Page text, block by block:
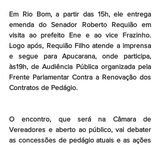
Em Rio Bom, a partir das 15h, ele entrega
emenda do Senador Roberto Requião em
visita ao prefeito Ene e ao vice Frazinho.
Logo após, Requião Filho atende a imprensa
e segue para Apucarana, onde participa,
às19h, de Audiência Pública organizada pela
Frente Parlamentar Contra a Renovação dos
Contratos de Pedágio.
O encontro, que será na Câmara de
Vereadores e aberto ao público, vai debater
as concessões de pedágio atuais e as ações